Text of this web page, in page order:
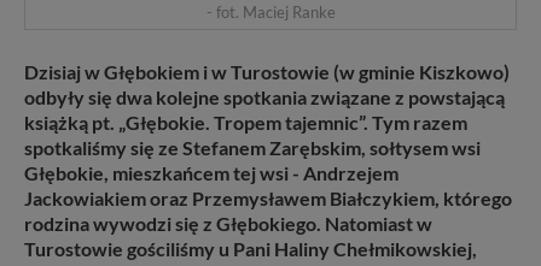
- fot. Maciej Ranke
Dzisiaj w Głębokiem i w Turostowie (w gminie Kiszkowo)
odbyły się dwa kolejne spotkania związane z powstającą
książką pt. „Głębokie. Tropem tajemnic”. Tym razem
spotkaliśmy się ze Stefanem Zarębskim, sołtysem wsi
Głębokie, mieszkańcem tej wsi - Andrzejem
Jackowiakiem oraz Przemysławem Białczykiem, którego
rodzina wywodzi się z Głębokiego. Natomiast w
Turostowie gościliśmy u Pani Haliny Chełmikowskiej,